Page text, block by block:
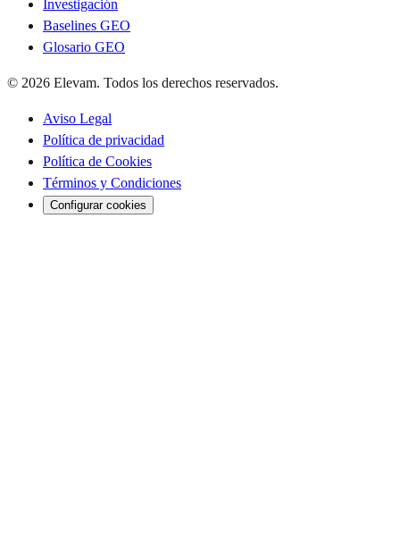
Investigación
Baselines GEO
Glosario GEO
© 2026 Elevam. Todos los derechos reservados.
Aviso Legal
Política de privacidad
Política de Cookies
Términos y Condiciones
Configurar cookies